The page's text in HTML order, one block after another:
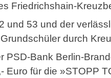
Friedrichshain-
und 53 und der
durch
Bank Berlin-
Euro für die »STOPP